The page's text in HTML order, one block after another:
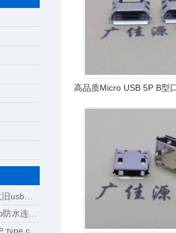
说说新type c接口将淘汰旧usb接口成为回忆
说说简易型几款type c6p防水连接器母座规格尺寸
带你回看手机接口开展史:type c将完成大一统
高品质Micro USB 5P B型
插/后贴端